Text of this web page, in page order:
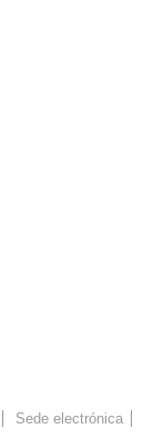
Sede electrónica